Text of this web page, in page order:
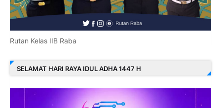
Rutan Kelas IIB Raba
SELAMAT HARI RAYA IDUL ADHA 1447 H